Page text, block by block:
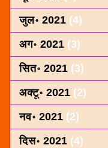
जुल॰ 2021 (4)
अग॰ 2021 (3)
सित॰ 2021 (3)
अक्टू॰ 2021 (2)
नव॰ 2021 (2)
दिस॰ 2021 (4)